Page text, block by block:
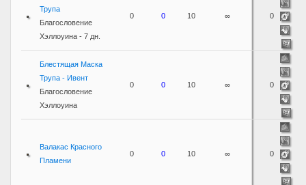
Трупа
Благословение
Хэллоуина - 7 дн.
0 0 10 ∞ 0
Блестящая Маска
Трупа - Ивент
Благословение
Хэллоуина
0 0 10 ∞ 0
Валакас Красного
Пламени
0 0 10 ∞ 0